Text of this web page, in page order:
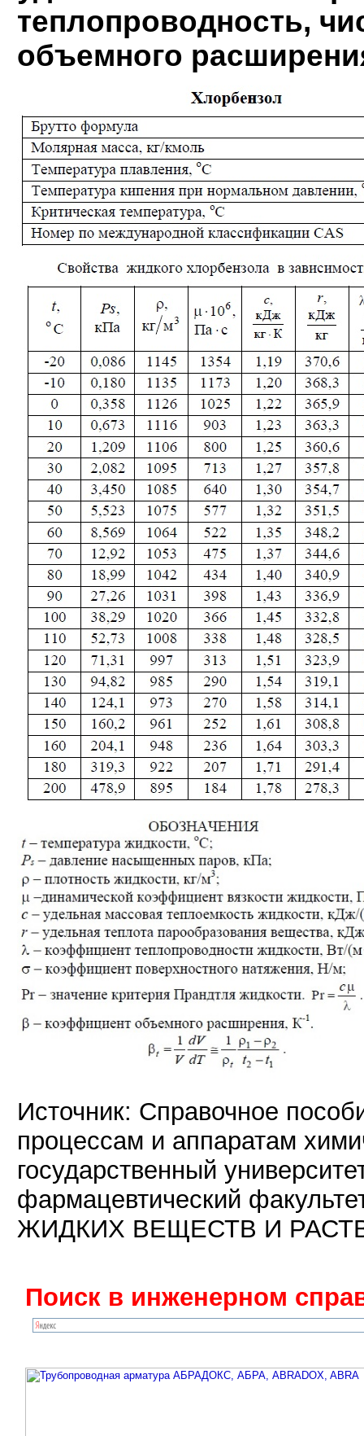
теплопроводность,
объемного
Источник: Справочное
процессам и аппаратам
государственный
фармацевтический
ЖИДКИХ ВЕЩЕСТВ И
Поиск в инженерном